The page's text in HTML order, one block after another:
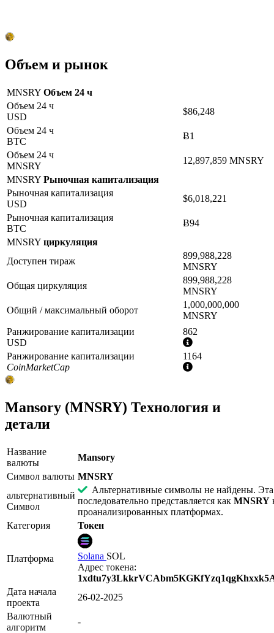
Объем и рынок
MNSRY Объем 24 ч
Объем 24 ч
USD
$86,248
Объем 24 ч
BTC
Ƀ1
Объем 24 ч
MNSRY
12,897,859 MNSRY
MNSRY Рыночная капитализация
Рыночная капитализация
USD
$6,018,221
Рыночная капитализация
BTC
Ƀ94
MNSRY циркуляция
Доступен тираж
899,988,228
MNSRY
Общая циркуляция
899,988,228
MNSRY
Общий / максимальный оборот
1,000,000,000
MNSRY
Ранжирование капитализации
USD
862
Дополнительная
информация
Ранжирование капитализации
CoinMarketCap
1164
Дополнительная
Mansory (MNSRY) Технология и
детали
Название
валюты
Mansory
Символ валюты MNSRY
альтернативный
Символ
Альтернативные символы не найдены.
последовательно представляется как MNSRY
проанализированных платформах.
Категория
Токен
Платформа Solana SOL
Адрес токена:
Дата начала
проекта
26-02-2025
Валютный
алгоритм
-